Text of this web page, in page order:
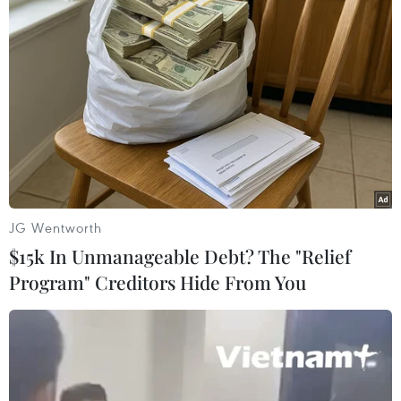
Theo dõi VietnamPlus
TIN LIÊN QUAN
JG Wentworth
$15k In Unmanageable Debt? The "Relief
Program" Creditors Hide From You